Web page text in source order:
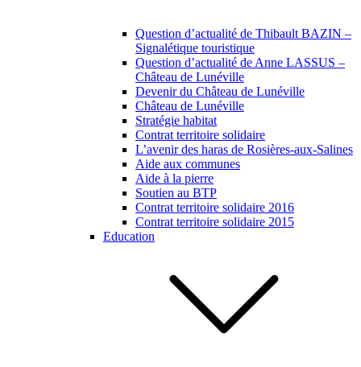
Question d’actualité de Thibault BAZIN –
Signalétique touristique
Question d’actualité de Anne LASSUS –
Château de Lunéville
Devenir du Château de Lunéville
Château de Lunéville
Stratégie habitat
Contrat territoire solidaire
L’avenir des haras de Rosières-aux-Salines
Aide aux communes
Aide à la pierre
Soutien au BTP
Contrat territoire solidaire 2016
Contrat territoire solidaire 2015
Education